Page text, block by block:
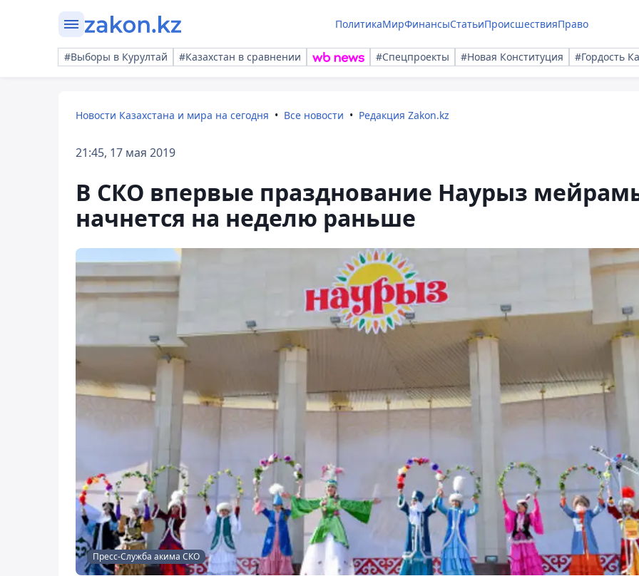
ПолитикаМирФинансыСтатьиПроисшествияПраво
#Выборы в Курултай #Казахстан в сравнении #Спецпроекты #Новая Конституция #Гордость
Новости Казахстана и мира на сегодня Все новости Редакция Zakon.kz
21:45, 17 мая 2019
В СКО впервые празднование Наурыз
начнется на неделю раньше
Пресс-Служба акима СКО